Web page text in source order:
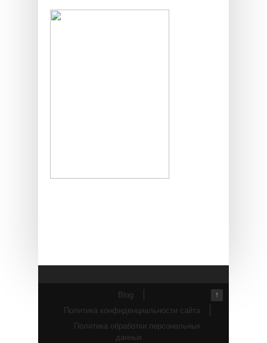
↑
Blog
Политика конфиденциальности сайта
Политика обработки персональных
данных